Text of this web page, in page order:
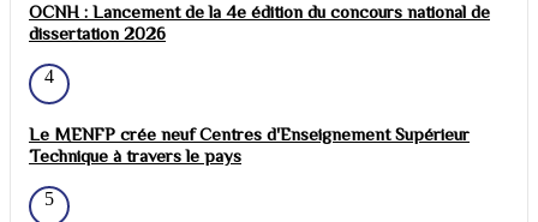
OCNH : Lancement de la 4e édition du concours national de
dissertation 2026
4
Le MENFP crée neuf Centres d'Enseignement Supérieur
Technique à travers le pays
5